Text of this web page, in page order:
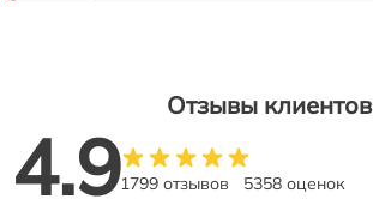
Отзывы клиентов
4.91799 отзывов 5358 оценок